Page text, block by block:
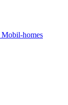
Mobil-homes